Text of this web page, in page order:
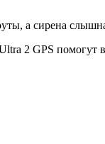
а сирена
2 GPS помогут